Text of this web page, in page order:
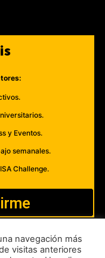
y Eventos.
semanales.
Challenge.
navegación más
visitas anteriores